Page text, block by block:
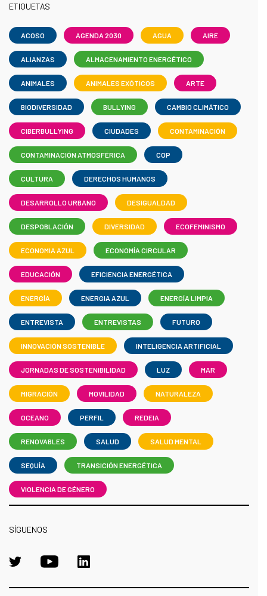
ETIQUETAS
ACOSO AGENDA 2030 AGUA AIRE
ALIANZAS ALMACENAMIENTO ENERGÉTICO
ANIMALES ANIMALES EXÓTICOS ARTE
BIODIVERSIDAD BULLYING CAMBIO CLIMÁTICO
CIBERBULLYING CIUDADES CONTAMINACIÓN
CONTAMINACIÓN ATMOSFÉRICA COP
CULTURA DERECHOS HUMANOS
DESARROLLO URBANO DESIGUALDAD
DESPOBLACIÓN DIVERSIDAD ECOFEMINISMO
ECONOMIA AZUL ECONOMÍA CIRCULAR
EDUCACIÓN EFICIENCIA ENERGÉTICA
ENERGÍA ENERGIA AZUL ENERGÍA LIMPIA
ENTREVISTA ENTREVISTAS FUTURO
INNOVACIÓN SOSTENIBLE INTELIGENCIA ARTIFICIAL
JORNADAS DE SOSTENIBILIDAD LUZ MAR
MIGRACIÓN MOVILIDAD NATURALEZA
OCEANO PERFIL REDEIA
RENOVABLES SALUD SALUD MENTAL
SEQUÍA TRANSICIÓN ENERGÉTICA
VIOLENCIA DE GÉNERO
SÍGUENOS